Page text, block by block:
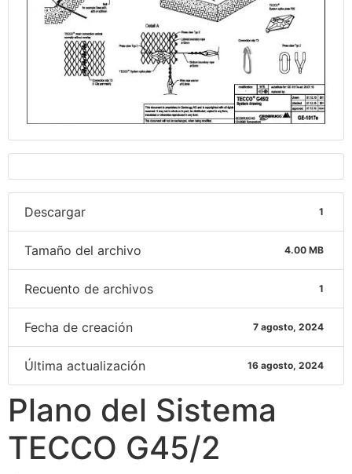
Descargar 1
Tamaño del archivo 4.00 MB
Recuento de archivos 1
Fecha de creación 7 agosto, 2024
Última actualización 16 agosto, 2024
Plano del Sistema
TECCO G45/2